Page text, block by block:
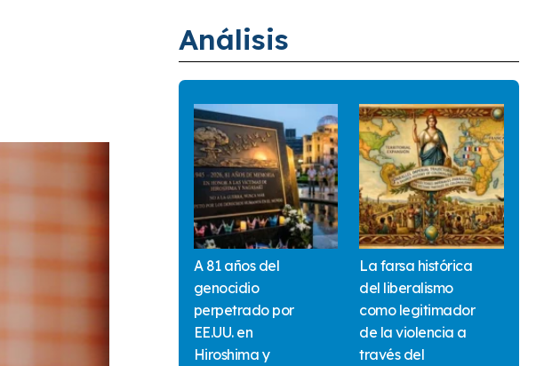
Análisis
A 81 años del
genocidio
perpetrado por
EE.UU. en
Hiroshima y
La farsa histórica
del liberalismo
como legitimador
de la violencia a
través del